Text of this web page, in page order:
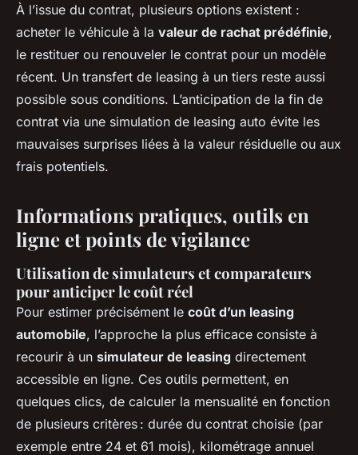
À l’issue du contrat, plusieurs options existent :
acheter le véhicule à la valeur de rachat prédéfinie,
le restituer ou renouveler le contrat pour un modèle
récent. Un transfert de leasing à un tiers reste aussi
possible sous conditions. L’anticipation de la fin de
contrat via une simulation de leasing auto évite les
mauvaises surprises liées à la valeur résiduelle ou aux
frais potentiels.
Informations pratiques, outils en
ligne et points de vigilance
Utilisation de simulateurs et comparateurs
pour anticiper le coût réel
Pour estimer précisément le coût d’un leasing
automobile, l’approche la plus efficace consiste à
recourir à un simulateur de leasing directement
accessible en ligne. Ces outils permettent, en
quelques clics, de calculer la mensualité en fonction
de plusieurs critères : durée du contrat choisie (par
exemple entre 24 et 61 mois), kilométrage annuel